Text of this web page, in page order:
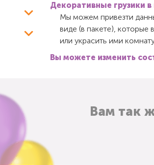
Декоративные грузики
Мы можем привезти
виде (в пакете), которые
или украсить ими
Вы можете изменить
Вам так